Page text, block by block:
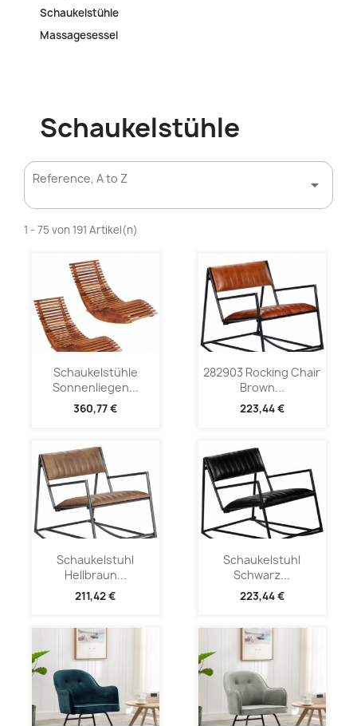
Schaukelstühle
Massagesessel
Schaukelstühle
Reference, A to Z 
1 - 75 von 191 Artikel(n)
Schaukelstühle
Sonnenliegen...
360,77 €
282903 Rocking Chair
Brown...
223,44 €
Schaukelstuhl
Hellbraun...
211,42 €
Schaukelstuhl
Schwarz...
223,44 €